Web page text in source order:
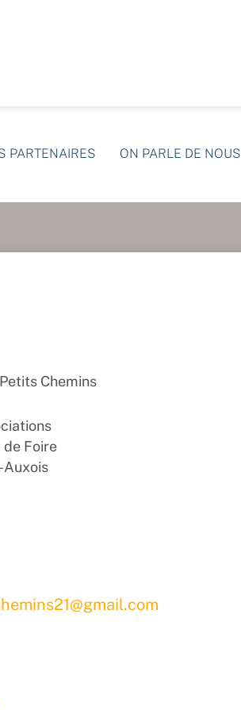
PARTENAIRES ON PARLE DE NOUS
Chemins
de Foire
Auxois